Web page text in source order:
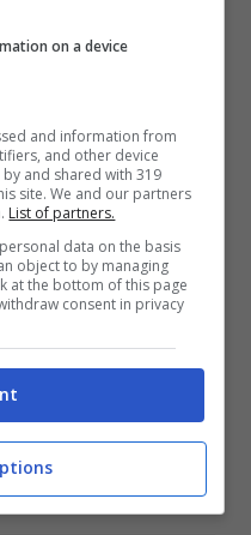
e in totale
Cassino è stata
on a device
and information from
and other device
and shared with 319
site. We and our partners
List of partners.
data on the basis
object to by managing
at the bottom of this page
consent in privacy